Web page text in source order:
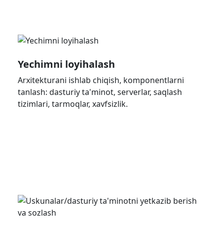
Yechimni loyihalash
Arxitekturani ishlab chiqish, komponentlarni
tanlash: dasturiy ta'minot, serverlar, saqlash
tizimlari, tarmoqlar, xavfsizlik.